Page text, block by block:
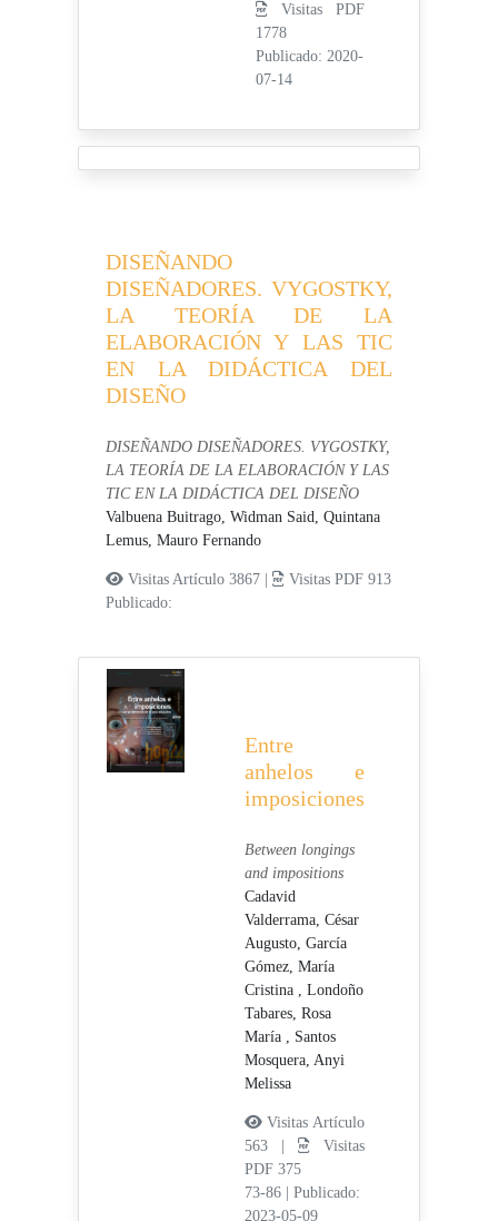
Visitas PDF
1778
Publicado: 2020-
07-14
DISEÑANDO
DISEÑADORES. VYGOSTKY,
LA TEORÍA DE LA
ELABORACIÓN Y LAS TIC
EN LA DIDÁCTICA DEL
DISEÑO
DISEÑANDO DISEÑADORES. VYGOSTKY,
LA TEORÍA DE LA ELABORACIÓN Y LAS
TIC EN LA DIDÁCTICA DEL DISEÑO
Valbuena Buitrago, Widman Said,Quintana
Lemus, Mauro Fernando
Visitas Artículo 3867 |
Visitas PDF 913
Publicado:
Entre
anhelos e
imposiciones
Between longings
and impositions
Cadavid
Valderrama, César
Augusto, García
Gómez, María
Cristina , Londoño
Tabares, Rosa
María , Santos
Mosquera, Anyi
Melissa
Visitas Artículo
563 |
Visitas
PDF 375
73-86
Publicado:
2023-05-09